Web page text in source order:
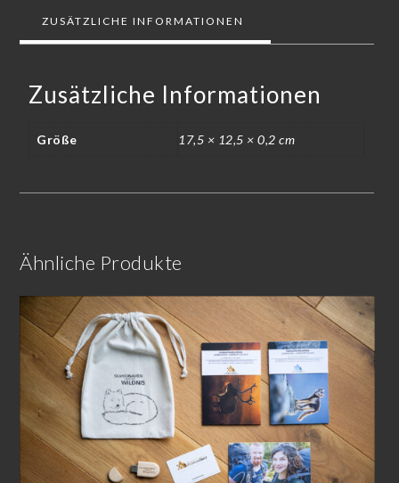
ZUSÄTZLICHE INFORMATIONEN
Zusätzliche Informationen
Größe 17,5 × 12,5 × 0,2 cm
Ähnliche Produkte